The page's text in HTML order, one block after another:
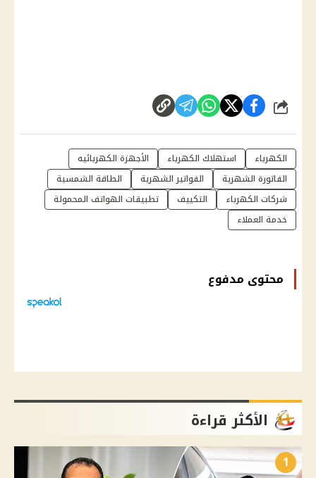
شارك
الكهرباء استهلاك الكهرباء
الأجهزة الكهربائيه
الفاتورة الشهرية
الفواتير الشهرية
الطاقة الشمسية
شركات الكهرباء
التكييف
تطبيقات الهواتف المحمولة
خدمة العملاء
محتوى مدفوع
الأكثر قراءة
1